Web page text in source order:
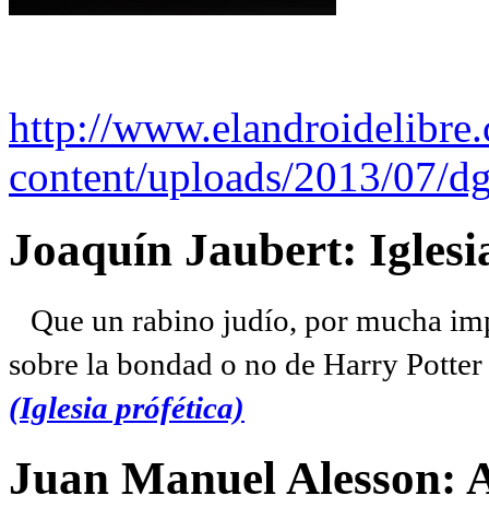
http://
content/uploads/2013/07/
Joaquín Jaubert:
Que un rabino judío, por mucha
sobre la bondad o no de Harry
(Iglesia prófética)
Juan Manuel Alesson: